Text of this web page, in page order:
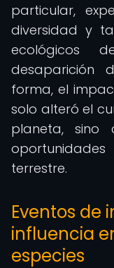
particular,
diversidad y
ecológicos
desaparición
forma, el
solo alteró el
planeta, sino
terrestre.
Eventos de
influencia
especies